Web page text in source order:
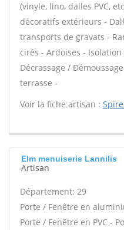
(vinyle, lino, dalles PVC,
décoratifs extérieurs -
transports de gravats -
cirés - Ardoises -
Décrassage /
terrasse -
Voir la fiche artisan :
Elm menuiserie Lannilis
Artisan
Département: 29
Porte / Fenêtre en
Porte / Fenêtre en PVC -